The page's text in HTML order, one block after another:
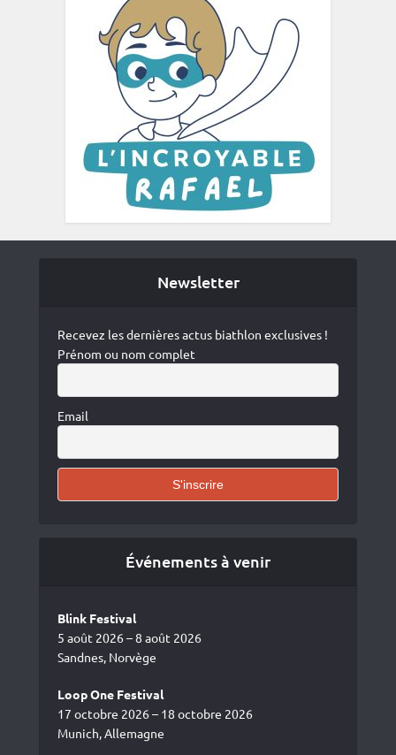
Newsletter
Recevez les dernières actus biathlon exclusives !
Prénom ou nom complet
Email
Événements à venir
Blink Festival
5 août 2026 – 8 août 2026
Sandnes, Norvège
Loop One Festival
17 octobre 2026 – 18 octobre 2026
Munich, Allemagne